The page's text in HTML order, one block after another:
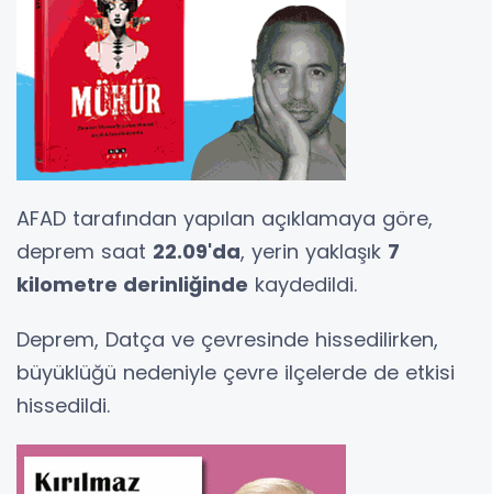
AFAD tarafından yapılan açıklamaya göre,
deprem saat 22.09'da, yerin yaklaşık 7
kilometre derinliğinde kaydedildi.
Deprem, Datça ve çevresinde hissedilirken,
büyüklüğü nedeniyle çevre ilçelerde de etkisi
hissedildi.